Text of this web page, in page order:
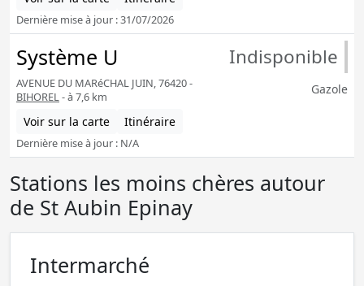
Dernière mise à jour : 31/07/2026
Système U
AVENUE DU MARéCHAL JUIN, 76420 -
BIHOREL- à 7,6 km
Voir sur la carte Itinéraire
Dernière mise à jour : N/A
Indisponible
Gazole
Stations les moins chères autour
de St Aubin Epinay
Intermarché